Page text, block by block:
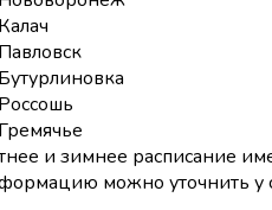
и зимнее расписание
можно уточнить у